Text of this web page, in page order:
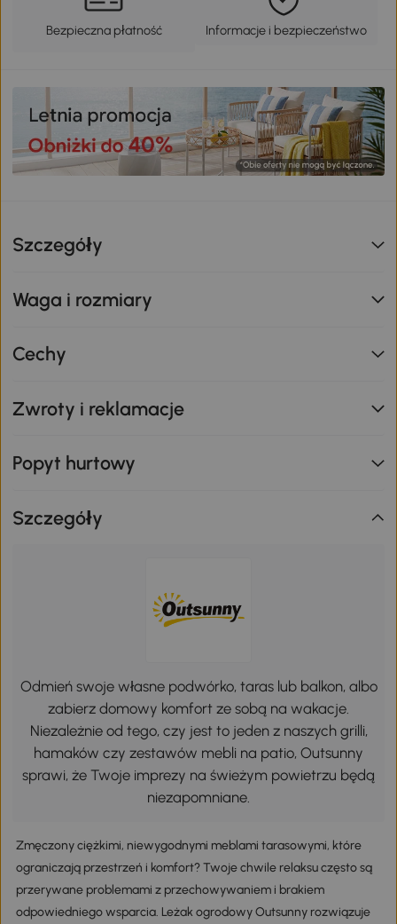
Bezpieczna płatność Informacje i bezpieczeństwo
Szczegóły
Waga i rozmiary
Cechy
Zwroty i reklamacje
Popyt hurtowy
Szczegóły
Odmień swoje własne podwórko, taras lub balkon, albo
zabierz domowy komfort ze sobą na wakacje.
Niezależnie od tego, czy jest to jeden z naszych grilli,
hamaków czy zestawów mebli na patio, Outsunny
sprawi, że Twoje imprezy na świeżym powietrzu będą
niezapomniane.
Zmęczony ciężkimi, niewygodnymi meblami tarasowymi, które
ograniczają przestrzeń i komfort? Twoje chwile relaksu często są
przerywane problemami z przechowywaniem i brakiem
odpowiedniego wsparcia. Leżak ogrodowy Outsunny rozwiązuje